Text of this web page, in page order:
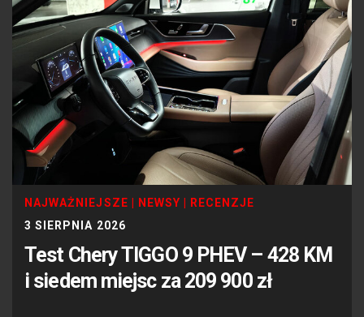
NAJWAŻNIEJSZE NEWSY
RECENZJE
3 SIERPNIA 2026
Test Chery TIGGO 9 PHEV – 428 KM
i siedem miejsc za 209 900 zł